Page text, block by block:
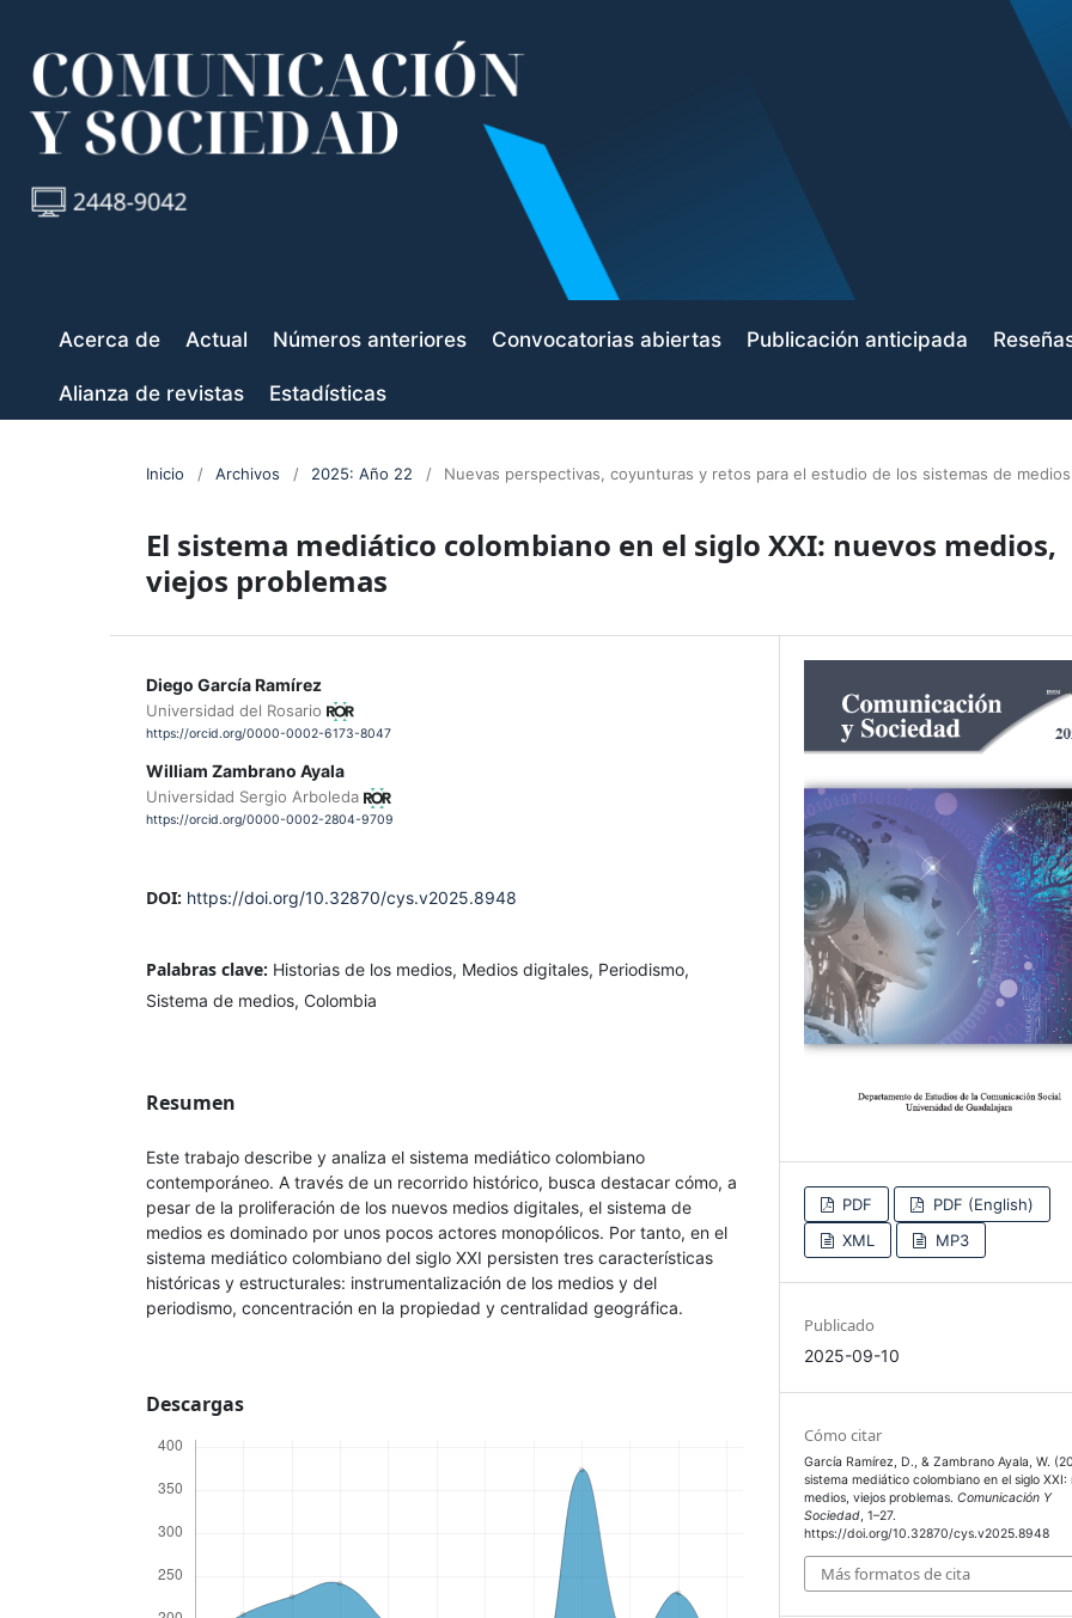
Acerca de Actual Números anteriores Convocatorias abiertas Publicación anticipada
Alianza de revistas Estadísticas
Inicio / Archivos / 2025: Año 22 / Nuevas perspectivas, coyunturas y retos para el estudio de los sistemas de medios
El sistema mediático colombiano en el siglo XXI: nuevos medios,
viejos problemas
Diego García Ramírez
Universidad del Rosario
https://orcid.org/0000-0002-6173-8047
William Zambrano Ayala
Universidad Sergio Arboleda
https://orcid.org/0000-0002-2804-9709
DOI: https://doi.org/10.32870/cys.v2025.8948
Palabras clave: Historias de los medios, Medios digitales, Periodismo,
Sistema de medios, Colombia
Resumen
Este trabajo describe y analiza el sistema mediático colombiano
contemporáneo. A través de un recorrido histórico, busca destacar cómo, a
pesar de la proliferación de los nuevos medios digitales, el sistema de
medios es dominado por unos pocos actores monopólicos. Por tanto, en el
sistema mediático colombiano del siglo XXI persisten tres características
históricas y estructurales: instrumentalización de los medios y del
periodismo, concentración en la propiedad y centralidad geográfica.
Descargas
PDF
PDF (English)
XML
MP3
Publicado
2025-09-10
Cómo citar
García Ramírez, D., & Zambrano Ayala, W.
sistema mediático colombiano en el siglo XXI:
medios, viejos problemas.Comunicación Y
Sociedad, 1–27.
https://doi.org/10.32870/cys.v2025.8948
Más formatos de cita